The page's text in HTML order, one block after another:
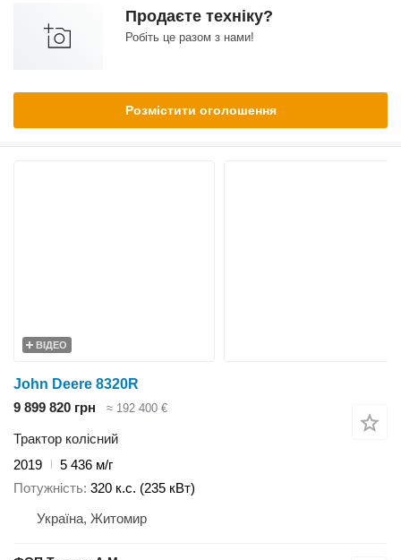
Продаєте техніку?
Робіть це разом з нами!
Розмістити оголошення
ВІДЕО
John Deere 8320R
9 899 820 грн
≈ 192 400 €
Трактор колісний
2019
5 436 м/г
Потужність 320 к.с. (235 кВт)
Україна, Житомир